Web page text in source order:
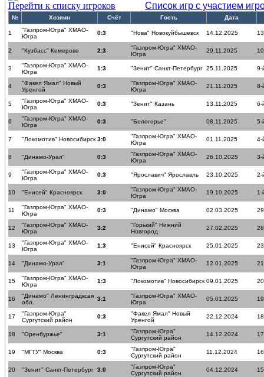
Перейти к списку игроков
Список игр с участием
№ Хозяин Счёт Гость Дата
1
"Газпром-Югра" ХМАО-
Югра
0:3 "Нова" Новокуйбышевск 14.12.2025
2 "Кузбасс" Кемерово 2:3
"Газпром-Югра" ХМАО-
Югра
29.11.2025
3
"Газпром-Югра" ХМАО-
Югра
1:3 "Зенит" Санкт-Петербург 25.11.2025 9-
4
"Факел Ямал" Новый
Уренгой
0:3
"Газпром-Югра" ХМАО-
Югра
21.11.2025 8-
5
"Газпром-Югра" ХМАО-
Югра
0:3 "Зенит" Казань 13.11.2025 6-
6
"Газпром-Югра" ХМАО-
Югра
0:3 "Белогорье" 08.11.2025 5-
7 "Локомотив" Новосибирск 3:0
"Газпром-Югра" ХМАО-
Югра
01.11.2025 4-
8 "Динамо-Урал" 0:3
"Газпром-Югра" ХМАО-
Югра
26.10.2025 3-
9
"Газпром-Югра" ХМАО-
Югра
0:3 "Ярославич" Ярославль 23.10.2025 2-
10 "Енисей" Красноярск 3:0
"Газпром-Югра" ХМАО-
Югра
19.10.2025 1-
11
"Газпром-Югра" ХМАО-
Югра
0:3 "Динамо" Москва 02.03.2025
12
"Газпром-Югра" ХМАО-
Югра
3:2
"Горький" Нижний
Новгород
27.02.2025
13
"Газпром-Югра" ХМАО-
Югра
1:3 "Енисей" Красноярск 25.01.2025
14 "Динамо-Урал" 3:1
"Газпром-Югра" ХМАО-
Югра
12.01.2025
15
"Газпром-Югра" ХМАО-
Югра
1:3 "Локомотив" Новосибирск 09.01.2025
16
"Динамо" Ленинградксая
обл.
3:1
"Газпром-Югра" ХМАО-
Югра
05.01.2025
17
"Газпром-Югра"
Сургутский район
0:3
"Факел Ямал" Новый
Уренгой
22.12.2024
18 "Оренбуржье" 3:1
"Газпром-Югра"
Сургутский район
14.12.2024
19 "МГТУ" Москва 0:3
"Газпром-Югра"
Сургутский район
11.12.2024
20 "Зенит" Санкт-Петербург 3:0
"Газпром-Югра"
Сургутский район
04.12.2024